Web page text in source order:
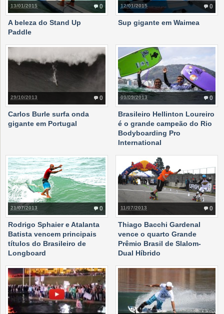
0
13/01/2015
A beleza do Stand Up
Paddle
0
12/01/2015
Sup gigante em Waimea
0
29/10/2013
Carlos Burle surfa onda
gigante em Portugal
0
09/09/2013
Brasileiro Hellinton Loureiro
é o grande campeão do Rio
Bodyboarding Pro
International
0
21/07/2013
Rodrigo Sphaier e Atalanta
Batista vencem principais
títulos do Brasileiro de
Longboard
0
11/07/2013
Thiago Bacchi Gardenal
vence o quarto Grande
Prêmio Brasil de Slalom-
Dual Híbrido